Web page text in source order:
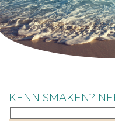
KENNISMAKEN?